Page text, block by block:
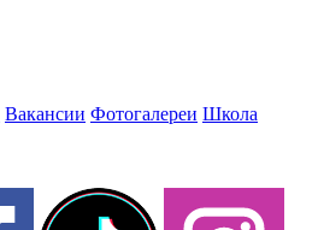
Вакансии Фотогалереи Школа